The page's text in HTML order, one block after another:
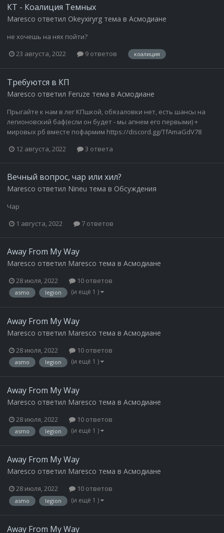
КТ - Коалиция Темных
Maresco ответил Okeyxiryrg тема в Асмодиане
не хочешь на нях пойти?
23 августа, 2022
9 ответов коалиция
Требуются в КП
Maresco ответил Feruze тема в Асмодиане
Прыгайте к нам в лег КПшкой, обязаловки нет, есть шансы на
легионовский баф(если он будет - мы апнем его первыми) +
мировых рб вместе пофармим https://discord.gg/TfAmaGdV78
12 августа, 2022
3 ответа
Вечный вопрос, чар или хил?
Maresco ответил Nineu тема в Обсуждения
Чар
1 августа, 2022
7 ответов
Away From My Way
Maresco ответил Maresco тема в Асмодиане
28 июля, 2022 10 ответов
asmo legion (и ещё 1 )
Away From My Way
Maresco ответил Maresco тема в Асмодиане
28 июля, 2022 10 ответов
asmo legion (и ещё 1 )
Away From My Way
Maresco ответил Maresco тема в Асмодиане
28 июля, 2022 10 ответов
asmo legion (и ещё 1 )
Away From My Way
Maresco ответил Maresco тема в Асмодиане
28 июля, 2022 10 ответов
asmo legion (и ещё 1 )
Away From My Way